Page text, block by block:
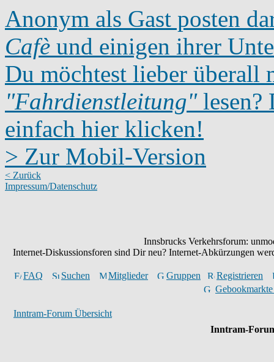
Anonym als Gast posten
Cafè und einigen ihrer
Du möchtest lieber überall
"Fahrdienstleitung"lesen?
einfach hier klicken!
> Zur Mobil-Version
< Zurück
Impressum/Datenschutz
Innsbrucks Verkehrsforum:
Internet-Diskussionsforen sind Dir neu? Internet-Abkürzungen
FAQ Suchen Mitglieder Gruppen
Registrieren
Inntram-Forum Übersicht
Inntram-